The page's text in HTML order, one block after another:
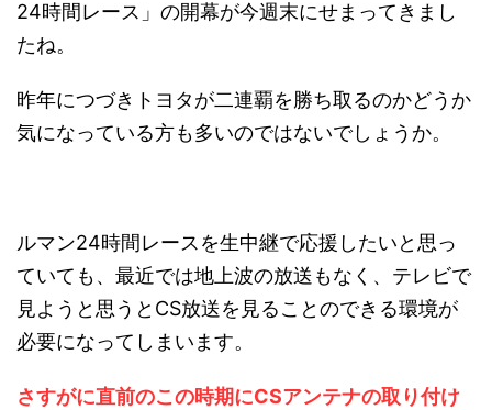
24時間レース」の開幕が今週末にせまってきまし
たね。
昨年につづきトヨタが二連覇を勝ち取るのかどうか
気になっている方も多いのではないでしょうか。
ルマン24時間レースを生中継で応援したいと思っ
ていても、最近では地上波の放送もなく、テレビで
見ようと思うとCS放送を見ることのできる環境が
必要になってしまいます。
さすがに直前のこの時期にCSアンテナの取り付け